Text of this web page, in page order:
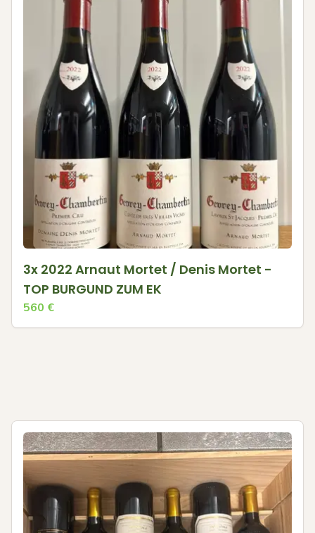
3x 2022 Arnaut Mortet / Denis Mortet -
TOP BURGUND ZUM EK
560 €